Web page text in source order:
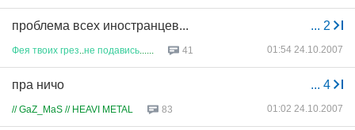
... 2
проблема всех иностранцев...
Фея твоих грез не подавись 41 01:54 24.10.2007
... 4
пра ничо
// GaZ_MaS // HEAVI METAL 83 01:02 24.10.2007